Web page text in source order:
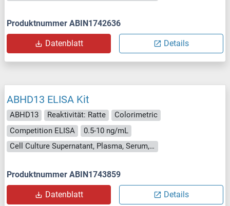
Produktnummer ABIN1742636
Datenblatt Details
ABHD13 ELISA Kit
ABHD13 Reaktivität: Ratte
Colorimetric
Competition ELISA
0.5-10 ng/mL
Cell Culture Supernatant, Plasma, Serum, Tissue Homogenate
Produktnummer ABIN1743859
Datenblatt Details